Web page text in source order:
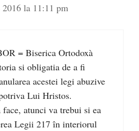
la 11:11 pm
= Biserica Ortodoxà
si obligatia de a fi
acestei legi abuzive
Lui Hristos.
atunci va trebui si ea
Legii 217 în interiorul